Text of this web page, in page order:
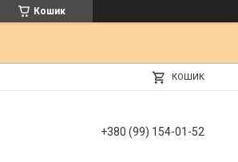
Кошик
КОШИК
+380 (99) 154-01-52